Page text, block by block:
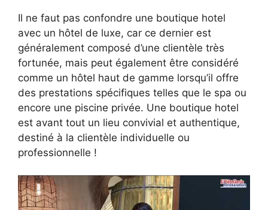
Il ne faut pas confondre une boutique hotel
avec un hôtel de luxe, car ce dernier est
généralement composé d’une clientèle très
fortunée, mais peut également être considéré
comme un hôtel haut de gamme lorsqu’il offre
des prestations spécifiques telles que le spa ou
encore une piscine privée. Une boutique hotel
est avant tout un lieu convivial et authentique,
destiné à la clientèle individuelle ou
professionnelle !